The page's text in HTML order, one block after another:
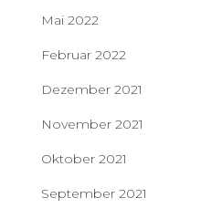
Mai 2022
Februar 2022
Dezember 2021
November 2021
Oktober 2021
September 2021